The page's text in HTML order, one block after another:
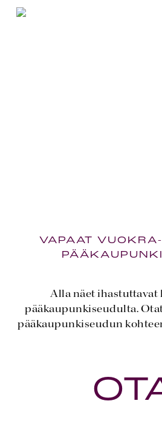
Skip
VAPAAT
Alla näet ihastuttavat
pääkaupunkiseudulta.
pääkaupunkiseudun